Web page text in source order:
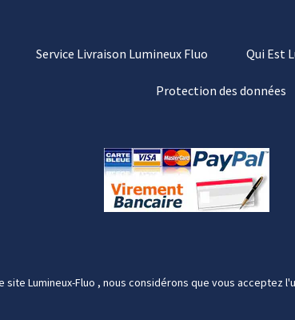
Service Livraison Lumineux Fluo Qui Est
Protection des données
Lumineux-Fluo , nous considérons que vous acceptez